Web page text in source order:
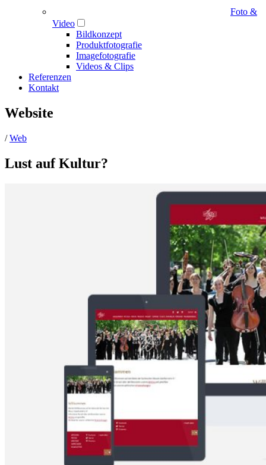
Foto &
Video
Bildkonzept
Produktfotografie
Imagefotografie
Videos & Clips
Referenzen
Kontakt
Website
/Web
Lust auf Kultur?